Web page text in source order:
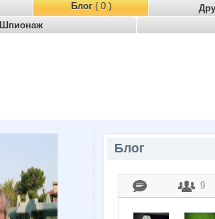
Блог( 0 )
Шпионаж
Блог
9